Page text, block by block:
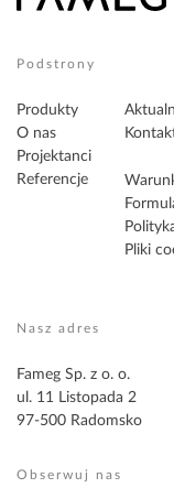
Podstrony
Produkty
O nas
Projektanci
Referencje
Pliki
Nasz adres
Fameg Sp. z o. o.
ul. 11 Listopada 2
97-500 Radomsko
Obserwuj nas